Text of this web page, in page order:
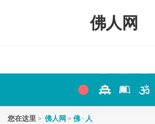
佛人网
您在这里 > 佛人网 > 佛 · 人